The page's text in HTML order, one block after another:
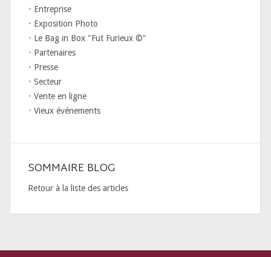
Entreprise
Exposition Photo
Le Bag in Box "Fut Furieux ©"
Partenaires
Presse
Secteur
Vente en ligne
Vieux événements
SOMMAIRE BLOG
Retour à la liste des articles